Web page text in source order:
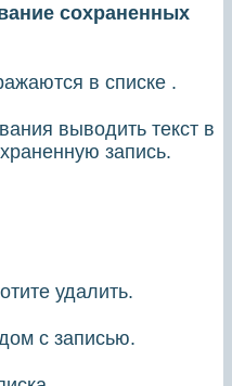
сохраненных
в списке .
выводить текст в
запись.
удалить.
с записью.